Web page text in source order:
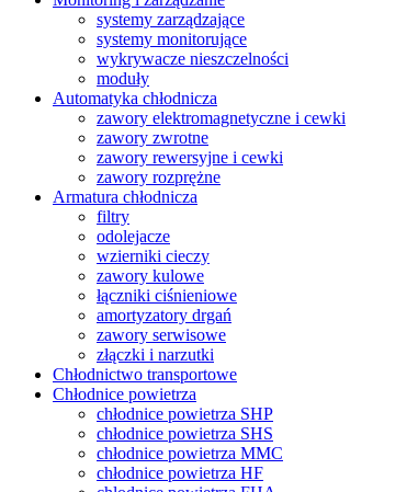
systemy zarządzające
systemy monitorujące
wykrywacze nieszczelności
moduły
Automatyka chłodnicza
zawory elektromagnetyczne i cewki
zawory zwrotne
zawory rewersyjne i cewki
zawory rozprężne
Armatura chłodnicza
filtry
odolejacze
wzierniki cieczy
zawory kulowe
łączniki ciśnieniowe
amortyzatory drgań
zawory serwisowe
złączki i narzutki
Chłodnictwo transportowe
Chłodnice powietrza
chłodnice powietrza SHP
chłodnice powietrza SHS
chłodnice powietrza MMC
chłodnice powietrza HF